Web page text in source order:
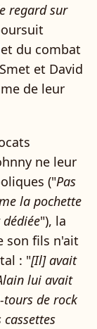
regard sur
du combat
et David
de leur
ne leur
("Pas
la pochette
"), la
son fils n'ait
: "[Il] avait
lui avait
de rock